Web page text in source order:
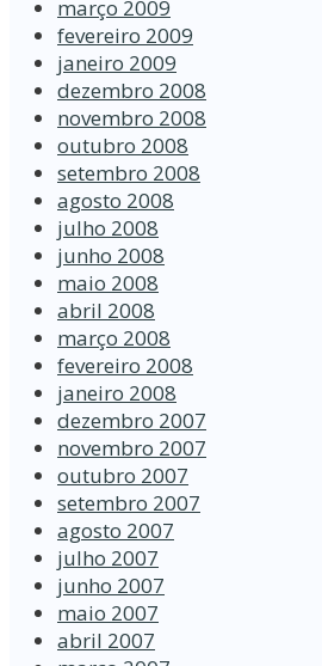
março 2009
fevereiro 2009
janeiro 2009
dezembro 2008
novembro 2008
outubro 2008
setembro 2008
agosto 2008
julho 2008
junho 2008
maio 2008
abril 2008
março 2008
fevereiro 2008
janeiro 2008
dezembro 2007
novembro 2007
outubro 2007
setembro 2007
agosto 2007
julho 2007
junho 2007
maio 2007
abril 2007